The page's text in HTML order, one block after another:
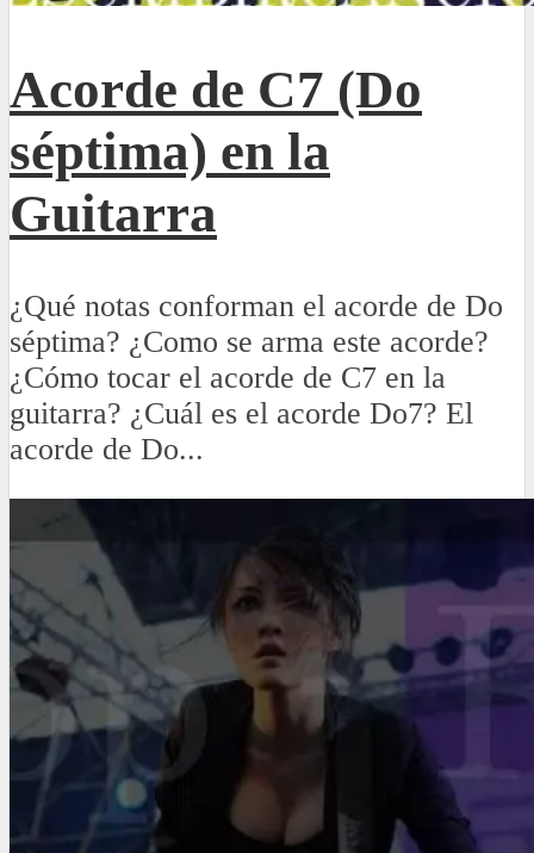
Acorde de C7 (Do
séptima) en la
Guitarra
¿Qué notas conforman el acorde de Do
séptima? ¿Como se arma este acorde?
¿Cómo tocar el acorde de C7 en la
guitarra? ¿Cuál es el acorde Do7? El
acorde de Do...